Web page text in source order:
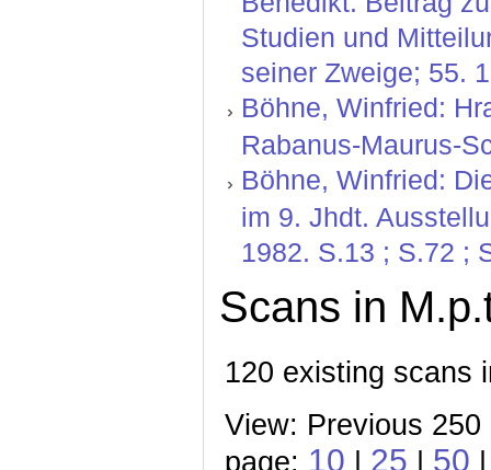
Studien und
seiner Zweige; 55.
Böhne, Winfried:
Rabanus-Maurus-
Böhne, Winfried:
im 9. Jhdt.
1982. S.13 ; S.72 ;
Scans in
120 existing scans
View: Previous
page: 10 25 50